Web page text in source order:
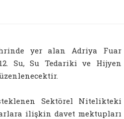
yer alan Adriya Fuar
Su, Su Tedariki ve Hijyen
Sektörel Nitelikteki
ilişkin davet mektupları